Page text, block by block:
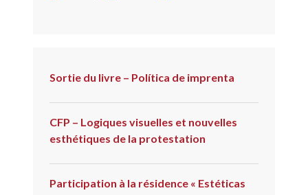
Sortie du livre – Política de imprenta
CFP – Logiques visuelles et nouvelles
esthétiques de la protestation
Participation à la résidence « Estéticas